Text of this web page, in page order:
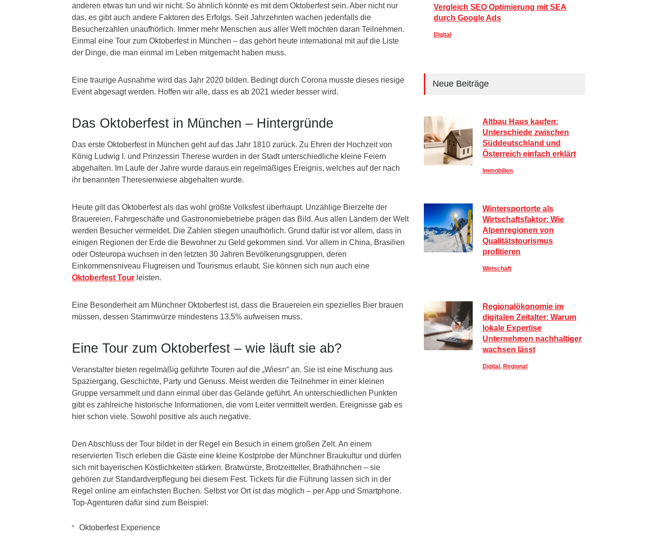
anderen etwas tun und wir nicht. So ähnlich könnte es mit dem Oktoberfest sein. Aber nicht nur
das, es gibt auch andere Faktoren des Erfolgs. Seit Jahrzehnten wachen jedenfalls die
Besucherzahlen unaufhörlich. Immer mehr Menschen aus aller Welt möchten daran Teilnehmen.
Einmal eine Tour zum Oktoberfest in München – das gehört heute international mit auf die Liste
der Dinge, die man einmal im Leben mitgemacht haben muss.
Eine traurige Ausnahme wird das Jahr 2020 bilden. Bedingt durch Corona musste dieses riesige
Event abgesagt werden. Hoffen wir alle, dass es ab 2021 wieder besser wird.
Das Oktoberfest in München – Hintergründe
Das erste Oktoberfest in München geht auf das Jahr 1810 zurück. Zu Ehren der Hochzeit von
König Ludwig I. und Prinzessin Therese wurden in der Stadt unterschiedliche kleine Feiern
abgehalten. Im Laufe der Jahre wurde daraus ein regelmäßiges Ereignis, welches auf der nach
ihr benannten Theresienwiese abgehalten wurde.
Heute gilt das Oktoberfest als das wohl größte Volksfest überhaupt. Unzählige Bierzelte der
Brauereien, Fahrgeschäfte und Gastronomiebetriebe prägen das Bild. Aus allen Ländern der Welt
werden Besucher vermeldet. Die Zahlen stiegen unaufhörlich. Grund dafür ist vor allem, dass in
einigen Regionen der Erde die Bewohner zu Geld gekommen sind. Vor allem in China, Brasilien
oder Osteuropa wuchsen in den letzten 30 Jahren Bevölkerungsgruppen, deren
Einkommensniveau Flugreisen und Tourismus erlaubt. Sie können sich nun auch eine
Oktoberfest Tour leisten.
Eine Besonderheit am Münchner Oktoberfest ist, dass die Brauereien ein spezielles Bier brauen
müssen, dessen Stammwürze mindestens 13,5% aufweisen muss.
Eine Tour zum Oktoberfest – wie läuft sie ab?
Veranstalter bieten regelmäßig geführte Touren auf die „Wiesn“ an. Sie ist eine Mischung aus
Spaziergang, Geschichte, Party und Genuss. Meist werden die Teilnehmer in einer kleinen
Gruppe versammelt und dann einmal über das Gelände geführt. An unterschiedlichen Punkten
gibt es zahlreiche historische Informationen, die vom Leiter vermittelt werden. Ereignisse gab es
hier schon viele. Sowohl positive als auch negative.
Den Abschluss der Tour bildet in der Regel ein Besuch in einem großen Zelt. An einem
reservierten Tisch erleben die Gäste eine kleine Kostprobe der Münchner Braukultur und dürfen
sich mit bayerischen Köstlichkeiten stärken. Bratwürste, Brotzeitteller, Brathähnchen – sie
gehören zur Standardverpflegung bei diesem Fest. Tickets für die Führung lassen sich in der
Regel online am einfachsten Buchen. Selbst vor Ort ist das möglich – per App und Smartphone.
Top-Agenturen dafür sind zum Beispiel:
Oktoberfest Experience
Vergleich SEO Optimierung mit SEA
durch Google Ads
Digital
Neue Beiträge
Altbau Haus kaufen:
Unterschiede zwischen
Süddeutschland und
Österreich einfach erklärt
Immobilien
Wintersportorte als
Wirtschaftsfaktor: Wie
Alpenregionen von
Qualitätstourismus
profitieren
Wirtschaft
Regionalökonomie im
digitalen Zeitalter: Warum
lokale Expertise
Unternehmen nachhaltiger
wachsen lässt
Digital , Regional